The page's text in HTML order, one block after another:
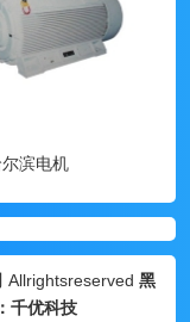
滨电机
Allrightsreserved 黑
千优科技